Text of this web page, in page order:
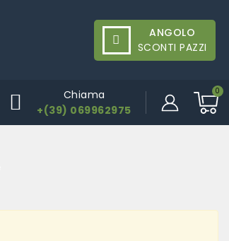
ANGOLO
SCONTI PAZZI
Chiama
+(39) 069962975